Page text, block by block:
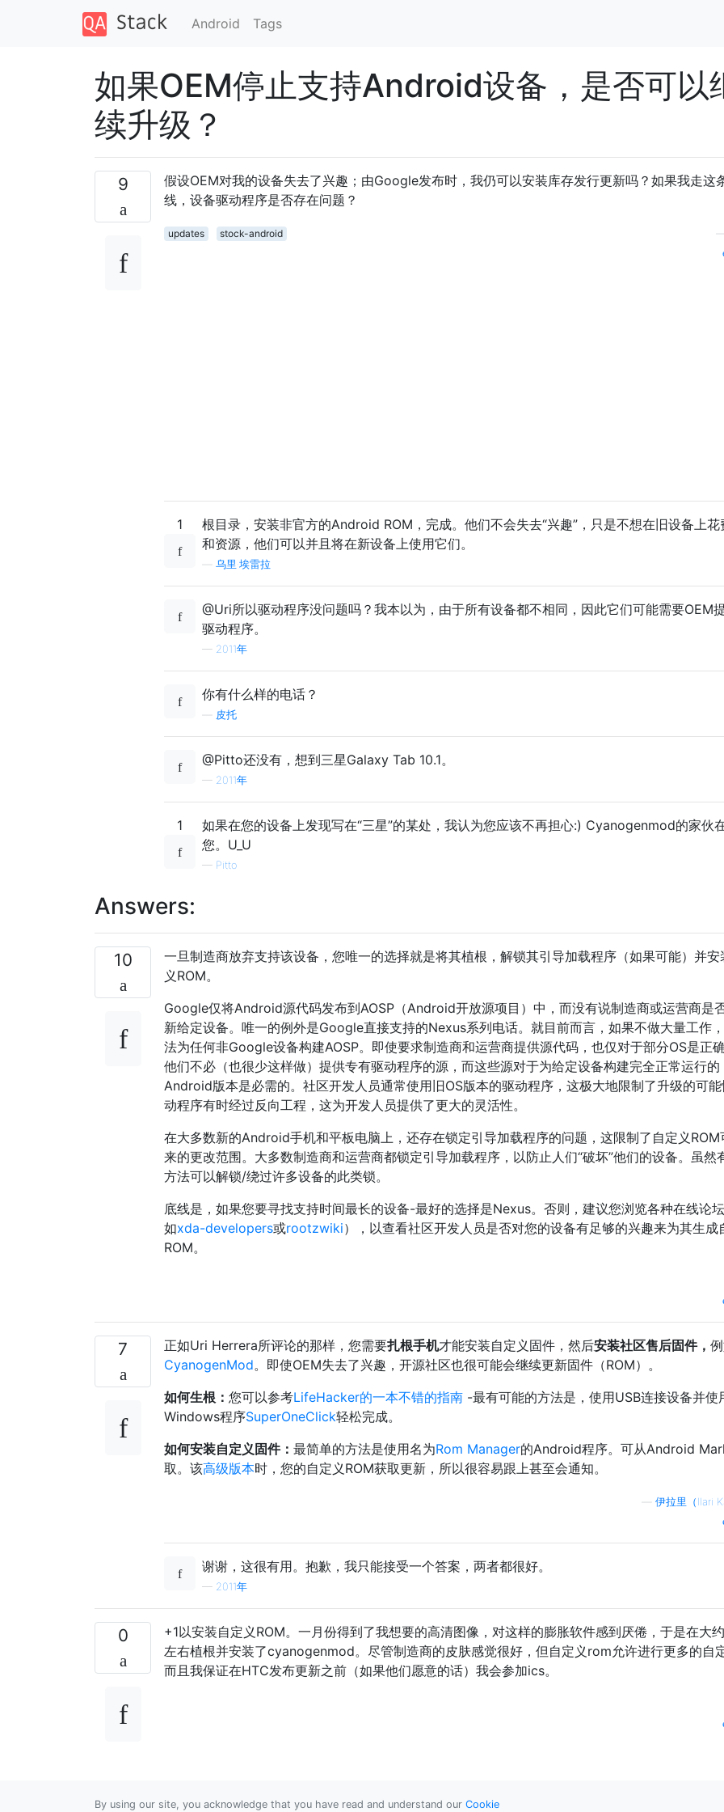
Android Tags
如果OEM停止支持Android设备，是否可以
续升级？
9
假设OEM对我的设备失去了兴趣；由Google发布时，我仍可以安装库存发行更新吗？如果我走这
线，设备驱动程序是否存在问题？
updates stock-android
1
根目录，安装非官方的Android ROM，完成。他们不会失去“兴趣”，只是不想在旧设备上花
和资源，他们可以并且将在新设备上使用它们。
乌里·埃雷拉
@Uri所以驱动程序没问题吗？我本以为，由于所有设备都不相同，因此它们可能需要OEM
驱动程序。
— 2011年
你有什么样的电话？
皮托
@Pitto还没有，想到三星Galaxy Tab 10.1。
— 2011年
1
如果在您的设备上发现写在“三星”的某处，我认为您应该不再担心:) Cyanogenmod的家伙
您。U_U
— Pitto
Answers:
10
一旦制造商放弃支持该设备，您唯一的选择就是将其植根，解锁其引导加载程序（如果可能）并安
义ROM。
Google仅将Android源代码发布到AOSP（Android开放源项目）中，而没有说制造商或运营商是
新给定设备。唯一的例外是Google直接支持的Nexus系列电话。就目前而言，如果不做大量工作
法为任何非Google设备构建AOSP。即使要求制造商和运营商提供源代码，也仅对于部分OS是正确
他们不必（也很少这样做）提供专有驱动程序的源，而这些源对于为给定设备构建完全正常运行的
Android版本是必需的。社区开发人员通常使用旧OS版本的驱动程序，这极大地限制了升级的可
动程序有时经过反向工程，这为开发人员提供了更大的灵活性。
在大多数新的Android手机和平板电脑上，还存在锁定引导加载程序的问题，这限制了自定义ROM
来的更改范围。大多数制造商和运营商都锁定引导加载程序，以防止人们“破坏”他们的设备。虽然
方法可以解锁/绕过许多设备的此类锁。
底线是，如果您要寻找支持时间最长的设备-最好的选择是Nexus。否则，建议您浏览各种在线论
如xda-developers或rootzwiki），以查看社区开发人员是否对您的设备有足够的兴趣来为其生成
ROM。
7 正如Uri Herrera所评论的那样，您需要扎根手机才能安装自定义固件，然后安装社区售后固件，
CyanogenMod。即使OEM失去了兴趣，开源社区也很可能会继续更新固件（ROM）。
如何生根： 您可以参考LifeHacker的一本不错的指南 -最有可能的方法是，使用USB连接设备并使
Windows程序SuperOneClick轻松完成。
如何安装自定义固件： 最简单的方法是使用名为Rom Manager的Android程序。可从Android
取。该高级版本时，您的自定义ROM获取更新，所以很容易跟上甚至会通知。
伊拉里（Ilari
谢谢，这很有用。抱歉，我只能接受一个答案，两者都很好。
— 2011年
0
+1以安装自定义ROM。一月份得到了我想要的高清图像，对这样的膨胀软件感到厌倦，于是在大
左右植根并安装了cyanogenmod。尽管制造商的皮肤感觉很好，但自定义rom允许进行更多的自
而且我保证在HTC发布更新之前（如果他们愿意的话）我会参加ics。
By using our site, you acknowledge that you have read and understand our Cookie